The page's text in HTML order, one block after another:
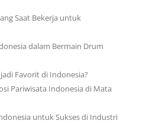
Saat Bekerja untuk
dalam Bermain Drum
Favorit di Indonesia?
Pariwisata Indonesia di Mata
untuk Sukses di Industri